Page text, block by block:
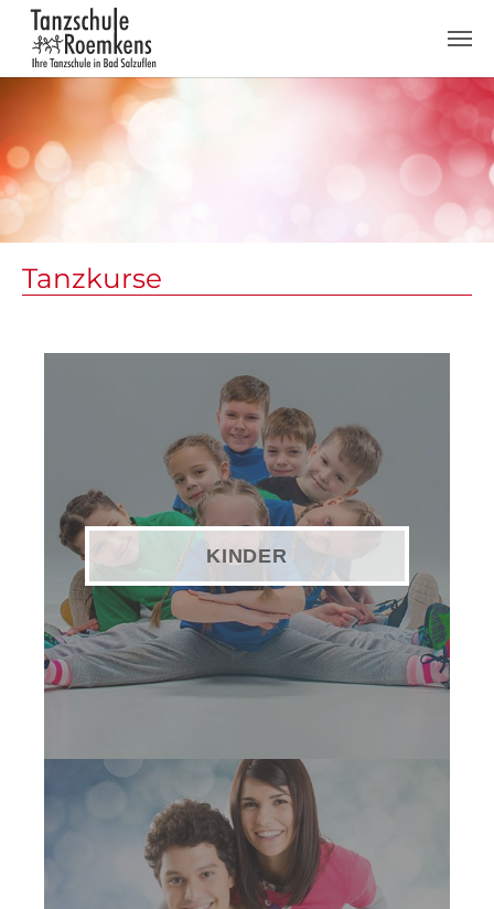
Zum Hauptinhalt springen
Tanzkurse
KINDER